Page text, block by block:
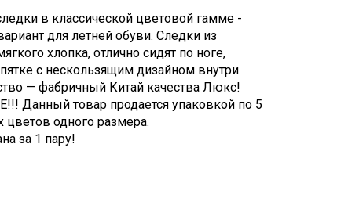
в классической цветовой гамме -
для летней обуви. Следки из
хлопка, отлично сидят по ноге,
с нескользящим дизайном внутри.
— фабричный Китай качества Люкс!
Данный товар продается упаковкой по 5
цветов одного размера.
за 1 пару!